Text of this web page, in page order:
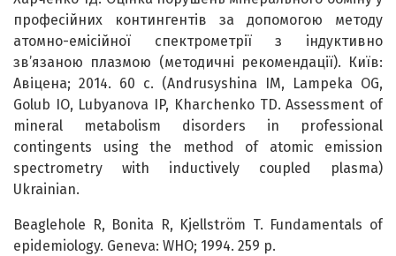
професійних контингентів за допомогою методу
атомно-емісійної спектрометрії з індуктивно
зв’язаною плазмою (методичні рекомендації). Київ:
Авіцена; 2014. 60 с. (Andrusyshina IM, Lampeka OG,
Golub IO, Lubyanova IP, Kharchenko TD. Assessment of
mineral metabolism disorders in professional
contingents using the method of atomic emission
spectrometry with inductively coupled plasma)
Ukrainian.
Beaglehole R, Bonita R, Kjellström T. Fundamentals of
epidemiology. Geneva: WHO; 1994. 259 p.